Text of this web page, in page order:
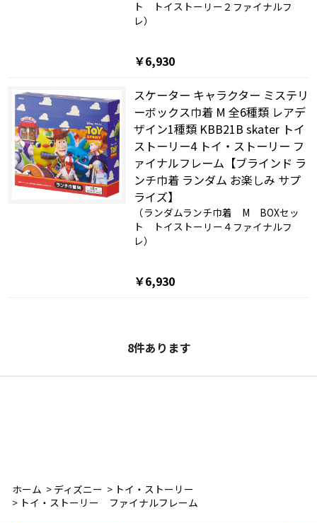
ト トイストーリー２ファイナルフ
レ）
￥6,930
スケーター キャラクター ミステリ
ーボックス巾着 M 全6種類 レアデ
ザイン1種類 KBB21B skater トイ
ストーリー4 トイ・ストーリー フ
ァイナルフレーム【ブラインド ラ
ンチ巾着 ランダム お楽しみ サプ
ライズ】
（ランダムランチ巾着 M BOXセッ
ト トイストーリー４ファイナルフ
レ）
￥6,930
8件あります
ホーム > ディズニー > トイ・ストーリー
> トイ・ストーリー ファイナルフレーム